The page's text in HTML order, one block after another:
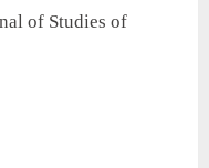
of Studies of